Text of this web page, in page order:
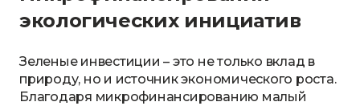
экологических инициатив
Зеленые инвестиции – это не только вклад в
природу, но и источник экономического роста.
Благодаря микрофинансированию малый